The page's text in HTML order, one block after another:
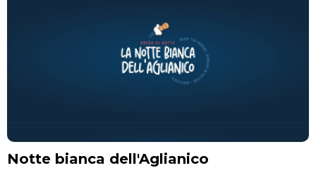
Notte bianca dell'Aglianico